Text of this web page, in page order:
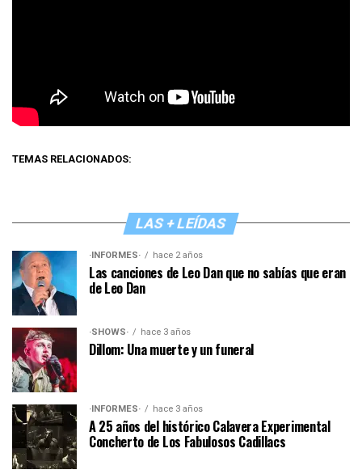
TEMAS RELACIONADOS:
LAS + LEÍDAS
·INFORMES· hace 2 años
Las canciones de Leo Dan que no sabías que eran
de Leo Dan
·SHOWS· hace 3 años
Dillom: Una muerte y un funeral
·INFORMES· hace 3 años
A 25 años del histórico Calavera Experimental
Concherto de Los Fabulosos Cadillacs